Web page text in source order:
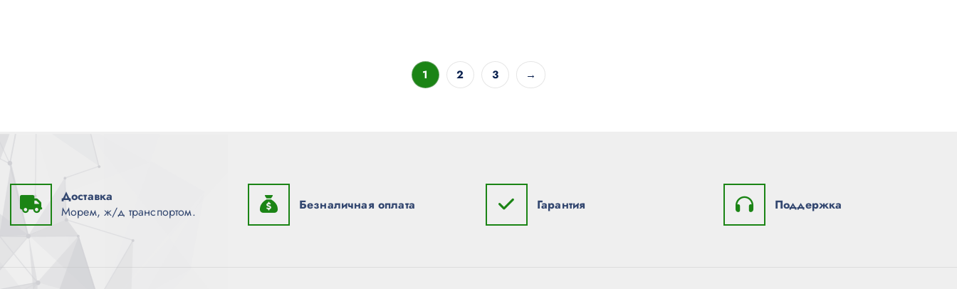
1 2 3 →
Доставка
Морем, ж/д транспортом.
Безналичная оплата Гарантия Поддержка